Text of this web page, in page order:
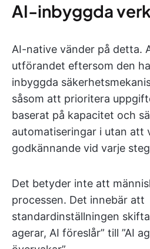
AI-inbyggda
AI-native vänder på detta.
utförandet eftersom den
inbyggda
såsom att prioritera
baserat på kapacitet och
automatiseringar i utan att
godkännande vid varje
Det betyder inte att
processen. Det innebär att
standardinställningen
agerar, AI föreslår” till ”AI